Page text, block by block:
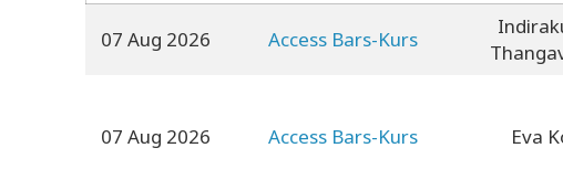
07 Aug 2026 Access Bars-Kurs
07 Aug 2026 Access Bars-Kurs Eva